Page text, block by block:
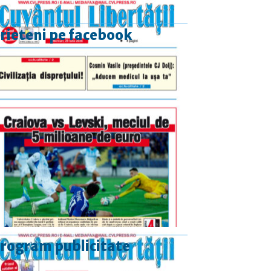
pe facebook
publicitate